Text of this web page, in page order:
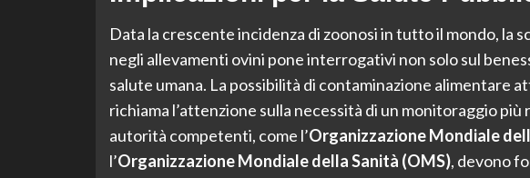
Data la crescente incidenza di zoonosi in tutto il mondo, la
negli allevamenti ovini pone interrogativi non solo sul
salute umana. La possibilità di contaminazione alimentare
richiama l’attenzione sulla necessità di un monitoraggio
autorità competenti, come l’Organizzazione Mondiale
l’Organizzazione Mondiale della Sanità (OMS), devono